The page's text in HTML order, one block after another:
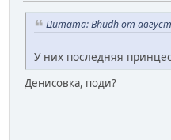
Цитата: Bhudh от
У них последняя
Денисовка, поди?